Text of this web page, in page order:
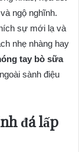
ngộ nghĩnh.
sự mới lạ và
nhẹ nhàng hay
tay bò sữa
sành điệu
đá lấp